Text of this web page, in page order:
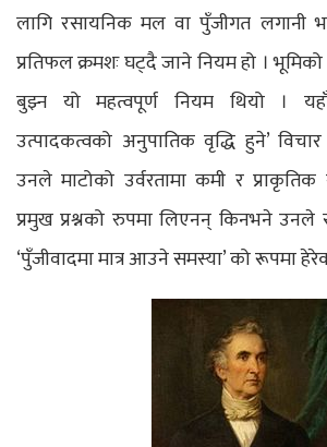
लागि रसायनिक मल वा पुँजीगत लगानी
प्रतिफल क्रमशः घट्दै जाने नियम हो । भूमिको
बुझ्न यो महत्वपूर्ण नियम थियो ।
उत्पादकत्वको अनुपातिक वृद्धि हुने’
उनले माटोको उर्वरतामा कमी र प्राकृतिक
प्रमुख प्रश्नको रुपमा लिएनन् किनभने
‘पुँजीवादमा मात्र आउने समस्या’ को रूपमा